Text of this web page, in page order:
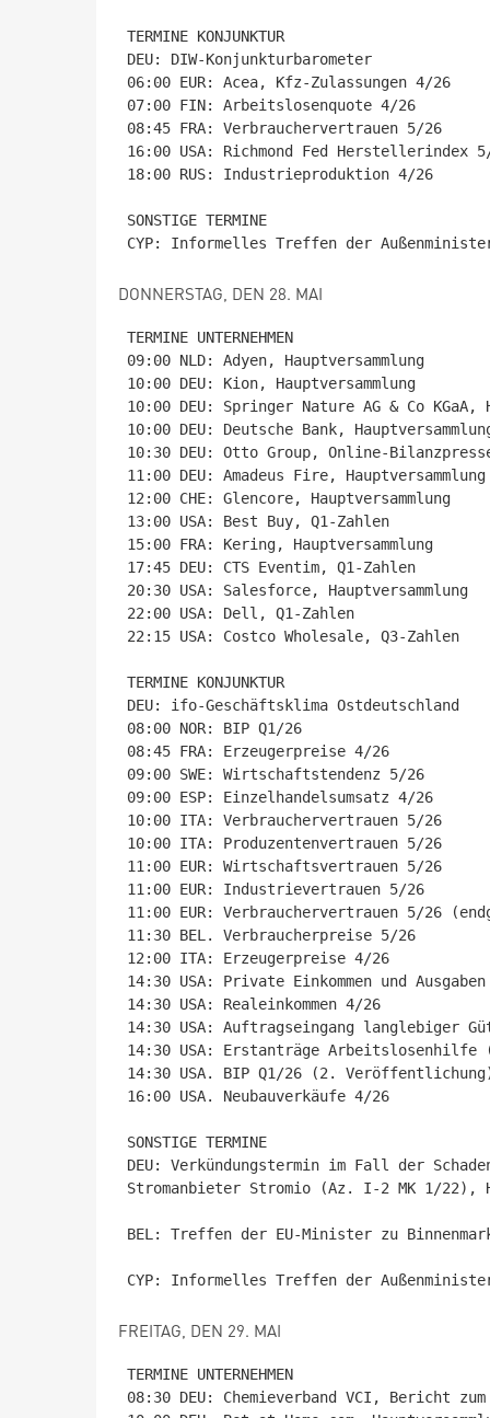
TERMINE KONJUNKTUR
DEU: DIW-Konjunkturbarometer
06:00 EUR: Acea, Kfz-Zulassungen 4/26
07:00 FIN: Arbeitslosenquote 4/26
08:45 FRA: Verbrauchervertrauen 5/26
16:00 USA: Richmond Fed Herstellerindex
18:00 RUS: Industrieproduktion 4/26
SONSTIGE TERMINE
DONNERSTAG, DEN 28. MAI
TERMINE UNTERNEHMEN
09:00 NLD: Adyen, Hauptversammlung
10:00 DEU: Kion, Hauptversammlung
10:00 DEU: Springer Nature AG & Co KGaA,
10:00 DEU: Deutsche Bank,
10:30 DEU: Otto Group, Online-
11:00 DEU: Amadeus Fire, Hauptversammlung
12:00 CHE: Glencore, Hauptversammlung
13:00 USA: Best Buy, Q1-Zahlen
15:00 FRA: Kering, Hauptversammlung
17:45 DEU: CTS Eventim, Q1-Zahlen
20:30 USA: Salesforce, Hauptversammlung
22:00 USA: Dell, Q1-Zahlen
22:15 USA: Costco Wholesale, Q3-Zahlen
TERMINE KONJUNKTUR
DEU: ifo-Geschäftsklima Ostdeutschland
08:00 NOR: BIP Q1/26
08:45 FRA: Erzeugerpreise 4/26
09:00 SWE: Wirtschaftstendenz 5/26
09:00 ESP: Einzelhandelsumsatz 4/26
10:00 ITA: Verbrauchervertrauen 5/26
10:00 ITA: Produzentenvertrauen 5/26
11:00 EUR: Wirtschaftsvertrauen 5/26
11:00 EUR: Industrievertrauen 5/26
11:00 EUR: Verbrauchervertrauen 5/26
11:30 BEL. Verbraucherpreise 5/26
12:00 ITA: Erzeugerpreise 4/26
14:30 USA: Private Einkommen und
14:30 USA: Realeinkommen 4/26
14:30 USA: Auftragseingang langlebiger
14:30 USA: Erstanträge Arbeitslosenhilfe
14:30 USA. BIP Q1/26 (2.
16:00 USA. Neubauverkäufe 4/26
SONSTIGE TERMINE
DEU: Verkündungstermin im Fall der
Stromanbieter Stromio (Az. I-2 MK 1/22),
BEL: Treffen der EU-Minister zu
FREITAG, DEN 29. MAI
TERMINE UNTERNEHMEN
08:30 DEU: Chemieverband VCI, Bericht